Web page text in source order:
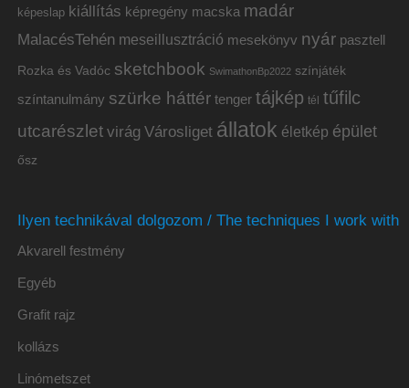
képeslap kiállítás képregény macska madár
MalacésTehén meseillusztráció mesekönyv nyár pasztell
Rozka és Vadóc sketchbook SwimathonBp2022 színjáték
színtanulmány szürke háttér tenger tájkép tél tűfilc
utcarészlet virág Városliget állatok életkép épület
ősz
Ilyen technikával dolgozom / The techniques I work with
Akvarell festmény
Egyéb
Grafit rajz
kollázs
Linómetszet